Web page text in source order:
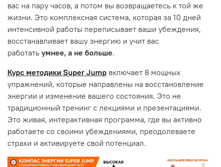
вас на пару часов, а потом вы возвращаетесь к той же
жизни. Это комплексная система, которая за 10 дней
интенсивной работы переписывает ваши убеждения,
восстанавливает вашу энергию и учит вас
работать умнее, а не больше.
Курс методики Super Jump включает 8 мощных
упражнений, которые направлены на восстановление
энергии и изменение вашего состояния. Это не
традиционный тренинг с лекциями и презентациями.
Это живая, интерактивная программа, где вы активно
работаете со своими убеждениями, преодолеваете
страхи и активируете свой потенциал.